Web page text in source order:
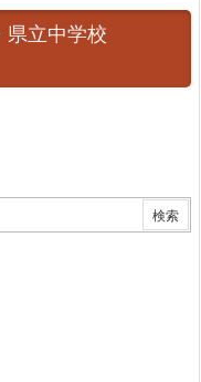
県立中学校